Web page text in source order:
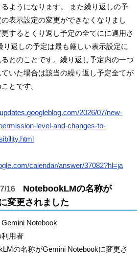
ようになります。 また繰り返しの予
表示設定の変更ができなくなりまし
するとくり返し予定の全てにに適用さ
り返しの予定は最も厳しい表示設定に
とのことです。繰り返し予定内の一つ
いた場合は該当の繰り返し予定全てが
とです。
2026/07/new-
level-and-changes-to-
calendar/answer/37082?hl=ja
16
NotebookLMの名称が
変更されました
Gemini Notebook
利用者
の名称がGemini Notebookに変更さ